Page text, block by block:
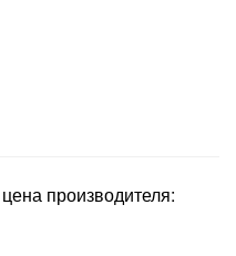
производителя: